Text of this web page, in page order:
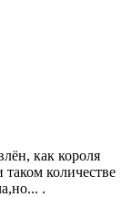
как короля
количестве
.